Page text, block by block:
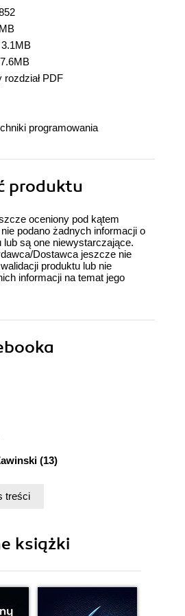
3.1MB
7.6MB
rozdział PDF
programowania
produktu
oceniony pod kątem
nie podano żadnych informacji o
lub są one niewystarczające.
Dostawca jeszcze nie
produktu lub nie
informacji na temat jego
(13)
Eich (101)
(147)
Jones (169)
treści
książki